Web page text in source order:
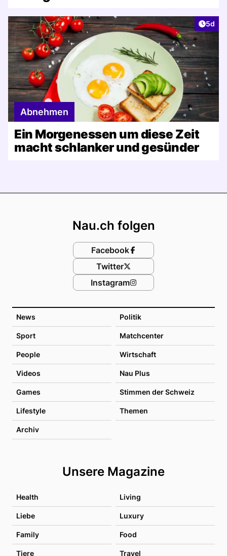
5d
Abnehmen
Ein Morgenessen um diese Zeit
macht schlanker und gesünder
News Politik
Sport Matchcenter
People Wirtschaft
Videos Nau Plus
Games Stimmen der Schweiz
Lifestyle Themen
Archiv
Unsere Magazine
Health Living
Liebe Luxury
Family Food
Tiere Travel
Nau.ch folgen
Facebook
Twitter
Instagram